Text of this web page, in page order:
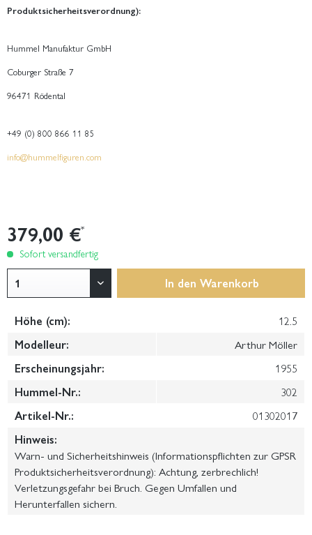
Produktsicherheitsverordnung):
Hummel Manufaktur GmbH
Coburger Straße 7
96471 Rödental
+49 (0) 800 866 11 85
info@hummelfiguren.com
379,00 €*
Sofort versandfertig
In den Warenkorb
Höhe (cm):
12.5
Modelleur:
Arthur Möller
Erscheinungsjahr:
1955
Hummel-Nr.:
302
Artikel-Nr.:
01302017
Hinweis:
Warn- und Sicherheitshinweis (Informationspflichten zur GPSR
Produktsicherheitsverordnung): Achtung, zerbrechlich!
Verletzungsgefahr bei Bruch. Gegen Umfallen und
Herunterfallen sichern.